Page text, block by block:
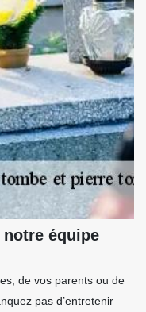
notre équipe
de vos parents ou de
pas d’entretenir